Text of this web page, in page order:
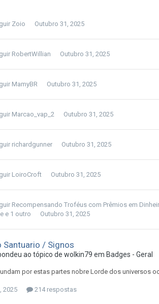
Zoio Outubro 31, 2025
RobertWillian Outubro 31, 2025
MamyBR Outubro 31, 2025
Marcao_vap_2 Outubro 31, 2025
richardgunner Outubro 31, 2025
LoiroCroft Outubro 31, 2025
Recompensando Troféus com Prêmios em
e e 1 outro Outubro 31, 2025
Santuario / Signos
ao tópico dewolkin79 em Badges - Geral
por estas partes nobre Lorde dos universos
2025 214 respostas